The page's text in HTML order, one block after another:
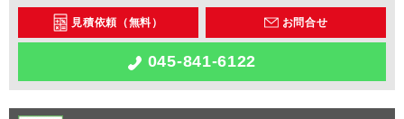
見積依頼（無料） お問合せ
045-841-6122